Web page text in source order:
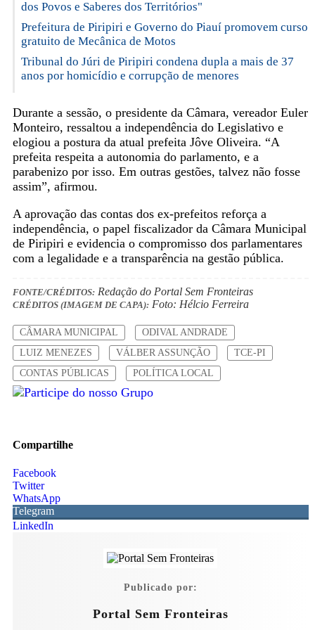
dos Povos e Saberes dos Territórios"
Prefeitura de Piripiri e Governo do Piauí promovem curso
gratuito de Mecânica de Motos
Tribunal do Júri de Piripiri condena dupla a mais de 37
anos por homicídio e corrupção de menores
Durante a sessão, o presidente da Câmara, vereador Euler
Monteiro, ressaltou a independência do Legislativo e
elogiou a postura da atual prefeita Jôve Oliveira. “A
prefeita respeita a autonomia do parlamento, e a
parabenizo por isso. Em outras gestões, talvez não fosse
assim”, afirmou.
A aprovação das contas dos ex-prefeitos reforça a
independência, o papel fiscalizador da Câmara Municipal
de Piripiri e evidencia o compromisso dos parlamentares
com a legalidade e a transparência na gestão pública.
FONTE/CRÉDITOS:Redação do Portal Sem Fronteiras
CRÉDITOS (IMAGEM DE CAPA):Foto: Hélcio Ferreira
CÂMARA MUNICIPAL
ODIVAL ANDRADE
LUIZ MENEZES
VÁLBER ASSUNÇÃO
TCE-PI
CONTAS PÚBLICAS
POLÍTICA LOCAL
Compartilhe
Facebook
Twitter
WhatsApp
Telegram
LinkedIn
Publicado por:
Portal Sem Fronteiras